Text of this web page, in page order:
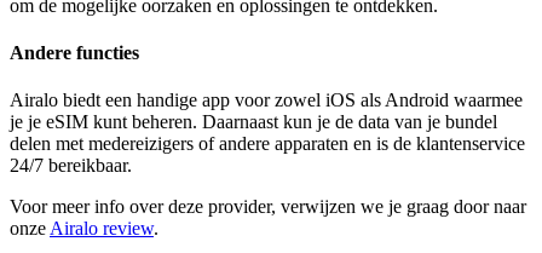
om de mogelijke oorzaken en oplossingen te ontdekken.
Andere functies
Airalo biedt een handige app voor zowel iOS als Android waarmee
je je eSIM kunt beheren. Daarnaast kun je de data van je bundel
delen met medereizigers of andere apparaten en is de klantenservice
24/7 bereikbaar.
Voor meer info over deze provider, verwijzen we je graag door naar
onze Airalo review.